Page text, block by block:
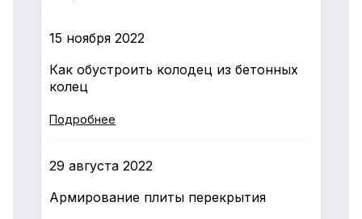
15 ноября 2022
Как обустроить колодец из бетонных
колец
Подробнее
29 августа 2022
Армирование плиты перекрытия